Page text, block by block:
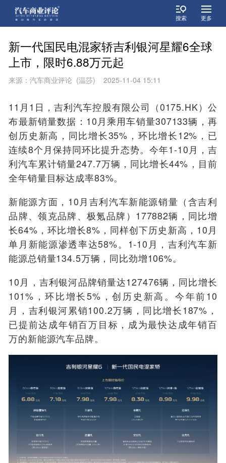
搜索 更多
新一代国民电混家轿吉利银河星耀6全球
上市，限时6.88万元起
来源：汽车商业评论 (温莎) 2025-11-04 15:11
11月1日，吉利汽车控股有限公司（0175.HK）公
布最新销量数据：10月乘用车销量307133辆，再
创历史新高，同比增长35%，环比增长12%，已
连续8个月保持同环比提升态势。今年1-10月，吉
利汽车累计销量247.7万辆，同比增长44%，目前
全年销量目标达成率83%。
新能源方面，10月吉利汽车新能源销量（含吉利
品牌、领克品牌、极氪品牌）177882辆，同比增
长64%，环比增长8%，同样创下历史新高，10月
单月新能源渗透率达58%。1-10月，吉利汽车新
能源总销量134.5万辆，同比劲增106%。
10月，吉利银河品牌销量达127476辆，同比增长
101%，环比增长5%，创历史新高。今年前10
月，吉利银河累销100.2万辆，同比增长187%，
已提前达成年销百万目标，成为最快达成年销百
万的新能源汽车品牌。